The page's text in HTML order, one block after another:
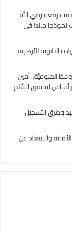
بنت زمعة رضي الله
نموذجا خالدا في
الثانوية الأزهرية
المنوفيَّة.. أمين
أساس لتحقيق السِّلم
لحج القرعة 2027.. المواعيد وطرق التسجيل
والابتعاد عن